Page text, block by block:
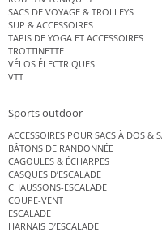
SACS DE VOYAGE & TROLLEYS
SUP & ACCESSOIRES
TAPIS DE YOGA ET ACCESSOIRES
TROTTINETTE
VÉLOS ÉLECTRIQUES
VTT
Sports outdoor
ACCESSOIRES POUR SACS À DOS &
BÂTONS DE RANDONNÉE
CAGOULES & ÉCHARPES
CASQUES D’ESCALADE
CHAUSSONS-ESCALADE
COUPE-VENT
ESCALADE
HARNAIS D’ESCALADE